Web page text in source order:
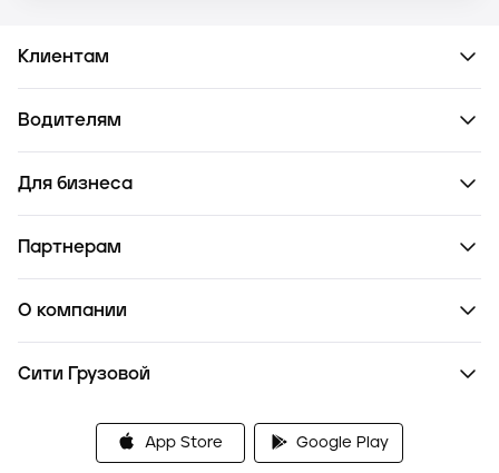
Клиентам
Водителям
Для бизнеса
Партнерам
О компании
Сити Грузовой
App Store Google Play